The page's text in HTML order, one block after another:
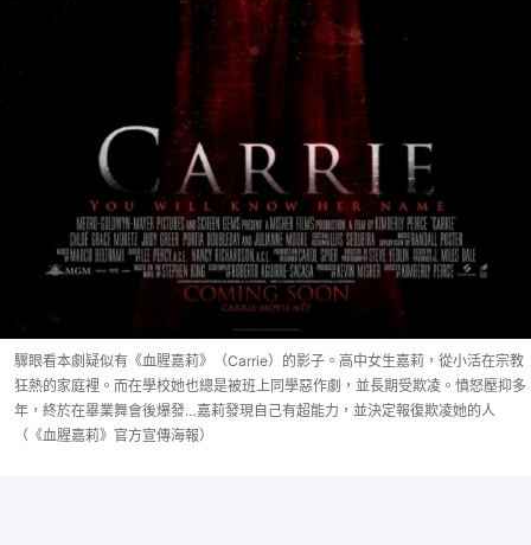
驟眼看本劇疑似有《血腥嘉莉》（Carrie）的影子。高中女生嘉莉，從小活在宗教
狂熱的家庭裡。而在學校她也總是被班上同學惡作劇，並長期受欺凌。憤怒壓抑多
年，終於在畢業舞會後爆發…嘉莉發現自己有超能力，並決定報復欺凌她的人
（《血腥嘉莉》官方宣傳海報）